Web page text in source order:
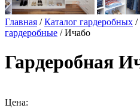
Главная /Каталог гардеробных /
гардеробные / Ичабо
Гардеробная
Цена: